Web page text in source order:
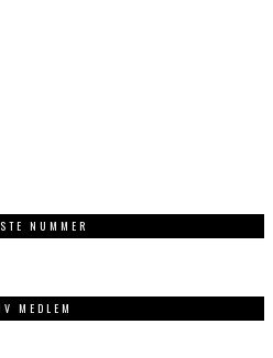
NUMMER
MEDLEM